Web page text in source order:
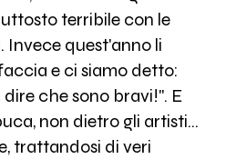
terribile con le
Invece quest'anno li
e ci siamo detto:
che sono bravi!". E
non dietro gli artisti...
trattandosi di veri